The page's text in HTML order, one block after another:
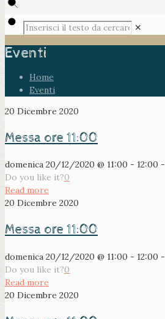
✕
Eventi
Home
Eventi
20 Dicembre 2020
Messa ore 11:00
domenica 20/12/2020 @ 11:00 - 12:00 -
Do you like it?0
Read more
20 Dicembre 2020
Messa ore 11:00
domenica 20/12/2020 @ 11:00 - 12:00 -
Do you like it?0
Read more
20 Dicembre 2020